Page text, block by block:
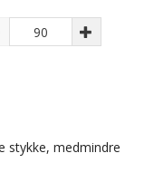
stykke, medmindre